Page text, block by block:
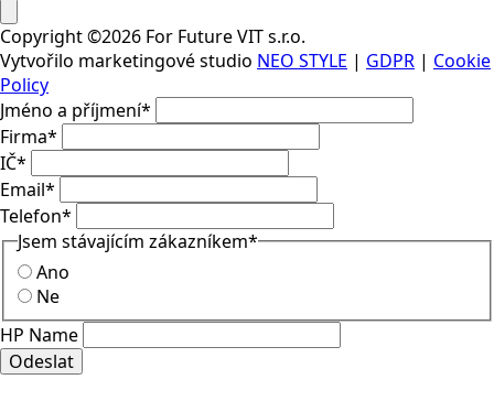
Copyright ©2026 For Future VIT s.r.o.
Vytvořilo marketingové studio NEO STYLE | GDPR | Cookie
Policy
Jméno a příjmení*
Firma*
IČ*
Email*
Telefon*
Jsem stávajícím zákazníkem*
Ano
Ne
HP Name
Odeslat